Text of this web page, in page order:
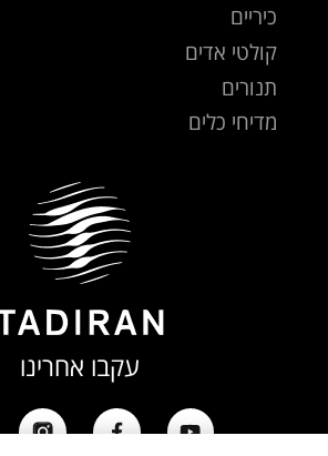
כיריים
קולטי אדים
תנורים
מדיחי כלים
עקבו אחרינו